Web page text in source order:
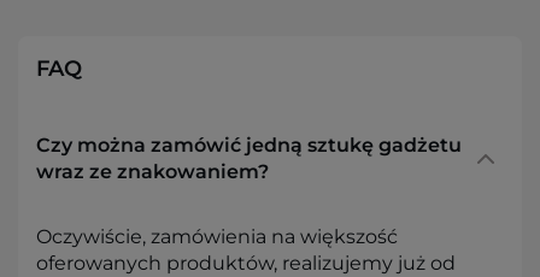
FAQ
Czy można zamówić jedną sztukę gadżetu
wraz ze znakowaniem?
Oczywiście, zamówienia na większość
oferowanych produktów, realizujemy już od